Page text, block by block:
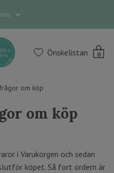
Önskelistan 0
om köp
om köp
i Varukorgen och sedan
köpet. Så fort ordern är